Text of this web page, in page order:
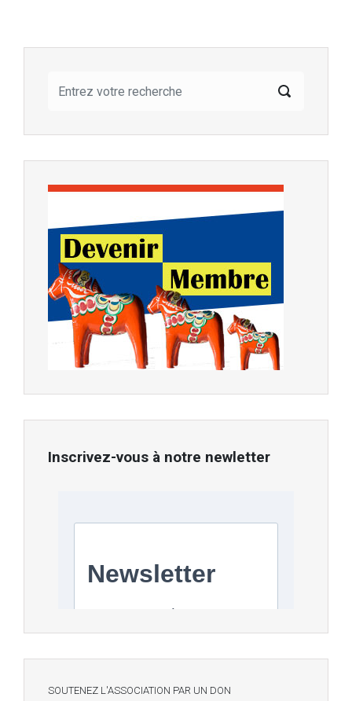
Inscrivez-vous à notre newletter
SOUTENEZ L'ASSOCIATION PAR UN DON